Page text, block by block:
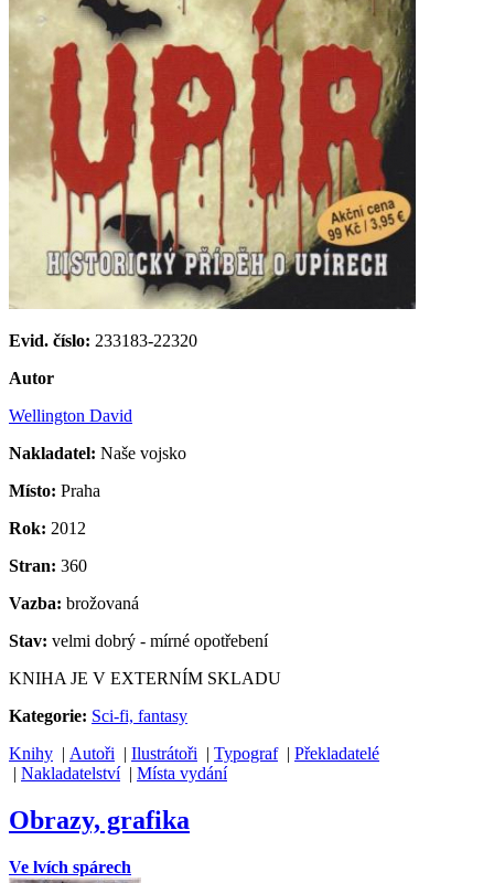
Evid. číslo: 233183-22320
Autor
Wellington David
Nakladatel: Naše vojsko
Místo: Praha
Rok: 2012
Stran: 360
Vazba: brožovaná
Stav: velmi dobrý - mírné opotřebení
KNIHA JE V EXTERNÍM SKLADU
Kategorie: Sci-fi, fantasy
Knihy | Autoři | Ilustrátoři | Typograf| Překladatelé
| Nakladatelství| Místa vydání
Obrazy, grafika
Ve lvích spárech